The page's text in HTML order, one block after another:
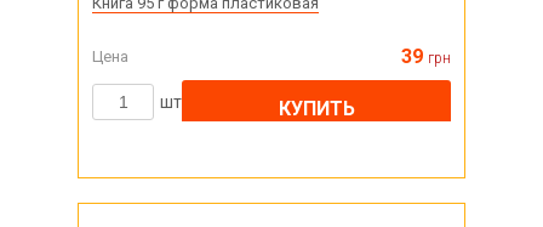
Цена 39 грн
шт КУПИТЬ